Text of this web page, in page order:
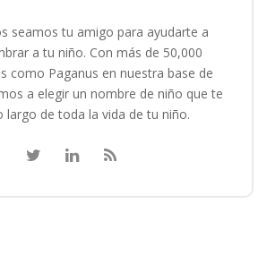
seamos tu amigo para ayudarte a
a tu niño. Con más de 50,000
como Paganus en nuestra base de
a elegir un nombre de niño que te
largo de toda la vida de tu niño.